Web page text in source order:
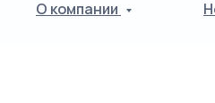
О компании